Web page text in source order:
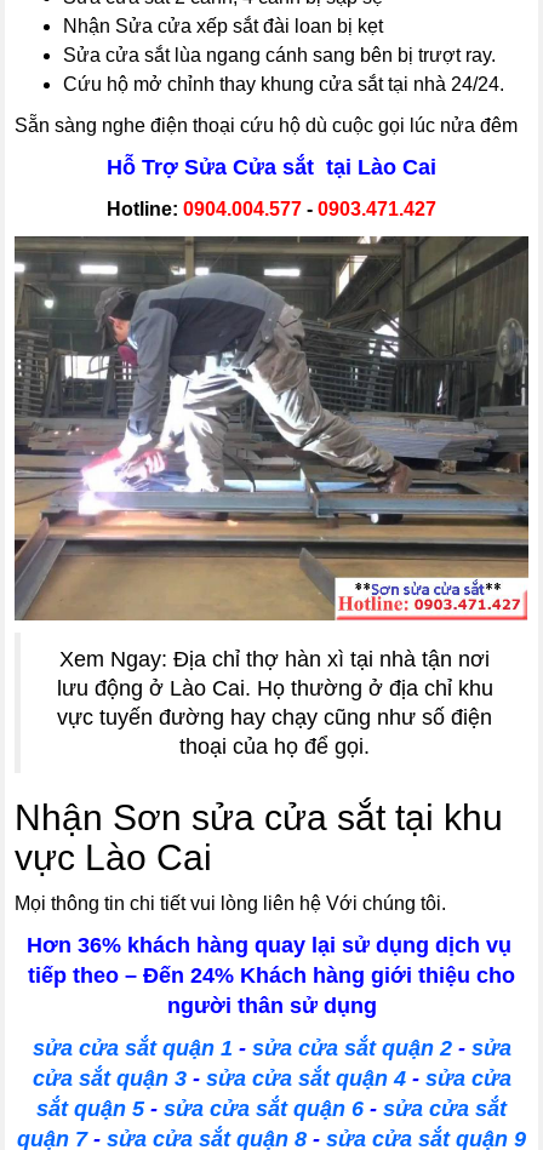
Nhận Sửa cửa xếp sắt đài loan bị kẹt
Sửa cửa sắt lùa ngang cánh sang bên bị trượt ray.
Cứu hộ mở chỉnh thay khung cửa sắt tại nhà 24/24.
Sẵn sàng nghe điện thoại cứu hộ dù cuộc gọi lúc nửa đêm
Hỗ Trợ Sửa Cửa sắt tại Lào Cai
Hotline: 0904.004.577 - 0903.471.427
Xem Ngay: Địa chỉ thợ hàn xì tại nhà tận nơi
lưu động ở Lào Cai. Họ thường ở địa chỉ khu
vực tuyến đường hay chạy cũng như số điện
thoại của họ để gọi.
Nhận Sơn sửa cửa sắt tại khu
vực Lào Cai
Mọi thông tin chi tiết vui lòng liên hệ Với chúng tôi.
Hơn 36% khách hàng quay lại sử dụng dịch vụ
tiếp theo – Đến 24% Khách hàng giới thiệu cho
người thân sử dụng
sửa cửa sắt quận 1 - sửa cửa sắt quận 2- sửa
cửa sắt quận 3- sửa cửa sắt quận 4- sửa cửa
sắt quận 5- sửa cửa sắt quận 6 - sửa cửa sắt
quận 7- sửa cửa sắt quận 8 - sửa cửa sắt quận 9